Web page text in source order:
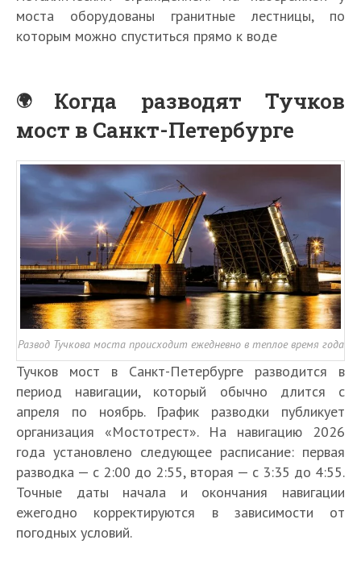
моста оборудованы гранитные лестницы, по
которым можно спуститься прямо к воде
Когда разводят Тучков
мост в Санкт-Петербурге
Развод Тучкова моста происходит ежедневно в теплое время года
Тучков мост в Санкт-Петербурге разводится в
период навигации, который обычно длится с
апреля по ноябрь. График разводки публикует
организация «Мостотрест». На навигацию 2026
года установлено следующее расписание: первая
разводка — с 2:00 до 2:55, вторая — с 3:35 до 4:55.
Точные даты начала и окончания навигации
ежегодно корректируются в зависимости от
погодных условий.